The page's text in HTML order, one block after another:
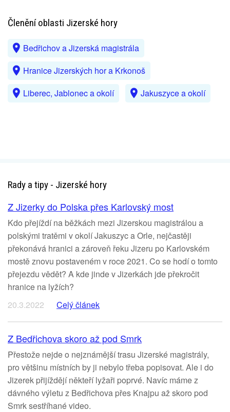
Členění oblasti Jizerské hory
Bedřichov a Jizerská magistrála
Hranice Jizerských hor a Krkonoš
Liberec, Jablonec a okolí
Jakuszyce a okolí
Rady a tipy - Jizerské hory
Z Jizerky do Polska přes Karlovský most
Kdo přejíždí na běžkách mezi Jizerskou magistrálou a
polskými tratěmi v okolí Jakuszyc a Orle, nejčastěji
překonává hranici a zároveň řeku Jizeru po Karlovském
mostě znovu postaveném v roce 2021. Co se hodí o tomto
přejezdu vědět? A kde jinde v Jizerkách jde překročit
hranice na lyžích?
20.3.2022
Celý článek
Z Bedřichova skoro až pod Smrk
Přestože nejde o nejznámější trasu Jizerské magistrály,
pro většinu místních by ji nebylo třeba popisovat. Ale i do
Jizerek přijíždějí někteří lyžaři poprvé. Navíc máme z
dávného výletu z Bedřichova přes Knajpu až skoro pod
Smrk sestříhané video.